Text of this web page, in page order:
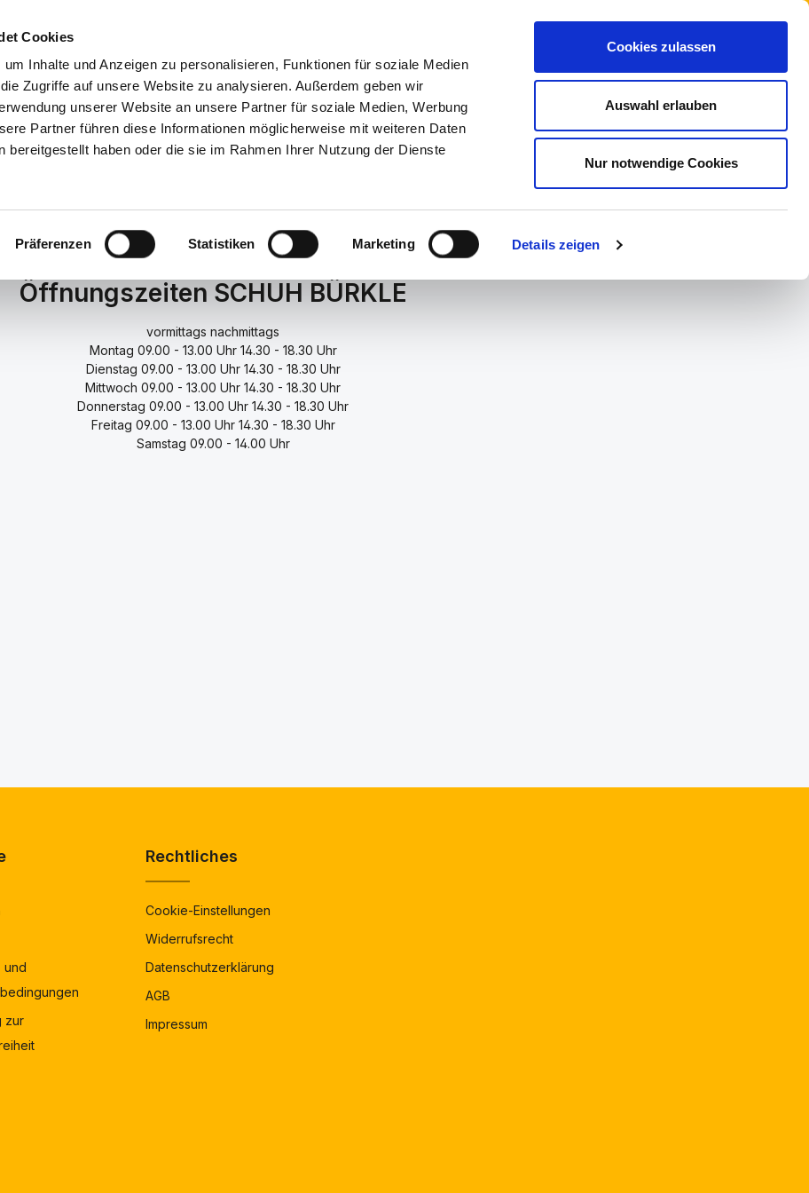
Cookies
Inhalte und Anzeigen zu personalisieren, Funktionen für soziale Medien
Zugriffe auf unsere Website zu analysieren. Außerdem geben wir
unserer Website an unsere Partner für soziale Medien, Werbung
Partner führen diese Informationen möglicherweise mit weiteren Daten
bereitgestellt haben oder die sie im Rahmen Ihrer Nutzung der Dienste
Präferenzen Statistiken Marketing Details zeigen
Cookies zulassen
Auswahl erlauben
Nur notwendige Cookies
Alle Kategorien
ACCESSOIRES TASCHEN GUTSCHEINE
Öffnungszeiten SCHUH BÜRKLE
vormittags nachmittags
Montag 09.00 - 13.00 Uhr 14.30 - 18.30 Uhr
Dienstag 09.00 - 13.00 Uhr 14.30 - 18.30 Uhr
Mittwoch 09.00 - 13.00 Uhr 14.30 - 18.30 Uhr
Donnerstag 09.00 - 13.00 Uhr 14.30 - 18.30 Uhr
Freitag 09.00 - 13.00 Uhr 14.30 - 18.30 Uhr
Samstag 09.00 - 14.00 Uhr
und
zur
Rechtliches
Cookie-Einstellungen
Widerrufsrecht
Datenschutzerklärung
AGB
Impressum